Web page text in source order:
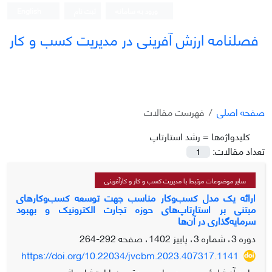
فصلنامه ارزش آفرینی در مدیریت کسب و کار
صفحه اصلی
فهرست مقالات
کلیدواژه‌ها =رشد استارتاپ‌
تعداد مقالات:
1
سایر موضوعات مرتبط با مدیریت کسب و کار و کارآفرینی
ارائه یک مدل کسب‌و‌کار مناسب جهت توسعه کسب‌و‌کارهای
مبتنی بر استارتاپ‌های حوزه تجارت الکترونیک و بهبود
سرمایه‌گذاری در آن‌ها
دوره 3، شماره 3، پاییز 1402، صفحه
292-264
https://doi.org/10.22034/jvcbm.2023.407317.1141